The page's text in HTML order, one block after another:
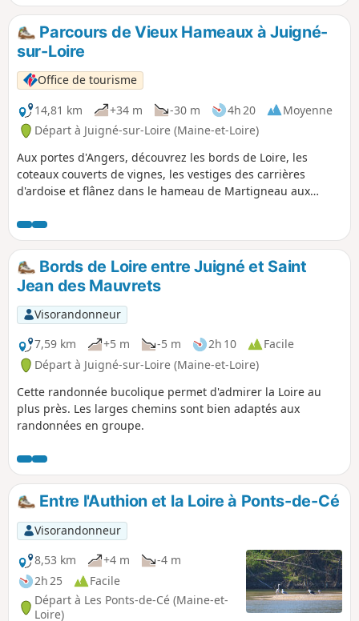
Parcours de Vieux Hameaux à Juigné-
sur-Loire
Office de tourisme
14,81 km
+34 m -30 m 4h 20
Moyenne
Départ à Juigné-sur-Loire (Maine-et-Loire)
Aux portes d'Angers, découvrez les bords de Loire, les
coteaux couverts de vignes, les vestiges des carrières
d'ardoise et flânez dans le hameau de Martigneau aux
Bords de Loire entre Juigné et Saint
Jean des Mauvrets
Visorandonneur
7,59 km
+5 m -5 m 2h 10
Facile
Départ à Juigné-sur-Loire (Maine-et-Loire)
Cette randonnée bucolique permet d'admirer la Loire au
plus près. Les larges chemins sont bien adaptés aux
randonnées en groupe.
Entre l'Authion et la Loire à Ponts-de-Cé
Visorandonneur
8,53 km
+4 m
-4 m
2h 25
Facile
Départ à Les Ponts-de-Cé (Maine-et-
Loire)